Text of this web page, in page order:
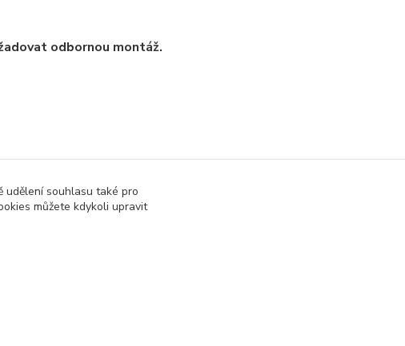
odbornou montáž.
udělení souhlasu také pro
můžete kdykoli upravit